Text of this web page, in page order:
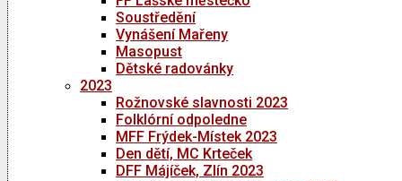
Soustředění
Vynášení Mařeny
Masopust
Dětské radovánky
2023
Rožnovské slavnosti 2023
Folklórní odpoledne
MFF Frýdek-Místek 2023
Den dětí, MC Krteček
DFF Májíček, Zlín 2023